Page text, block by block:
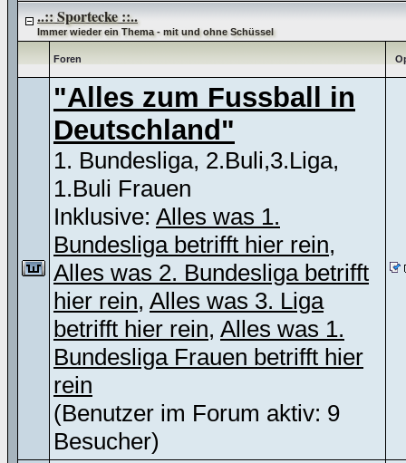
..:: Sportecke ::..
Immer wieder ein Thema - mit und ohne Schüssel
Foren
"Alles zum Fussball in
Deutschland"
1. Bundesliga, 2.Buli,3.Liga,
1.Buli Frauen
Inklusive: Alles was 1.
Bundesliga betrifft hier rein,
Alles was 2. Bundesliga betrifft
hier rein, Alles was 3. Liga
betrifft hier rein, Alles was 1.
Bundesliga Frauen betrifft hier
rein
(Benutzer im Forum aktiv: 9
Besucher)